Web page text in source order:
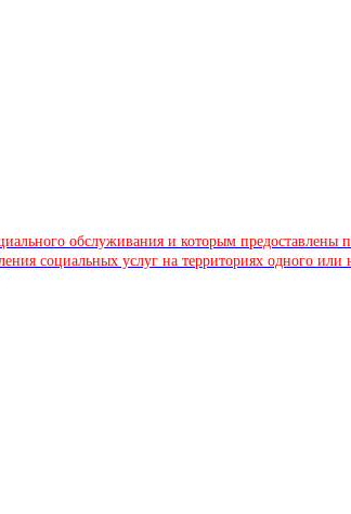
обслуживания и которым
социальных услуг на территориях одного или